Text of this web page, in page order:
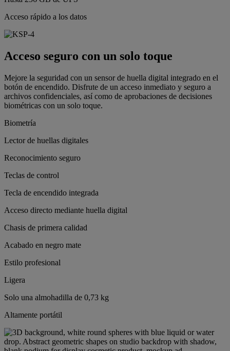
Acceso rápido a los datos
Acceso seguro con un solo toque
Mejore la seguridad con un sensor de huella digital integrado en el
botón de encendido. Disfrute de un acceso inmediato y seguro a
archivos confidenciales, así como de aprobaciones de decisiones
biométricas con un solo toque.
Biometría
Lector de huellas digitales
Reconocimiento seguro
Teclas de control
Tecla de encendido integrada
Acceso directo mediante huella digital
Chasis de primera calidad
Acabado en negro mate
Estilo profesional
Ligera
Solo una almohadilla de 0,73 kg
Altamente portátil